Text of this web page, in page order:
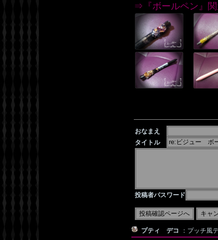
⇒『ボールペン』
おなまえ
タイトル
投稿者パスワード
プティ デコ ：プッチ風